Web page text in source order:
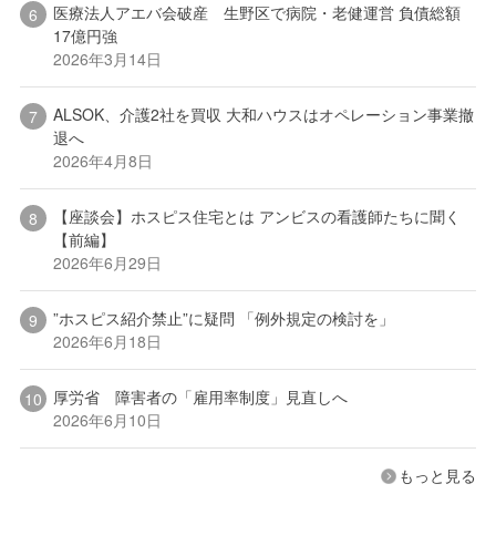
医療法人アエバ会破産 生野区で病院・老健運営 負債総額
17億円強
2026年3月14日
ALSOK、介護2社を買収 大和ハウスはオペレーション事業撤
退へ
2026年4月8日
【座談会】ホスピス住宅とは アンビスの看護師たちに聞く
【前編】
2026年6月29日
”ホスピス紹介禁止”に疑問 「例外規定の検討を」
2026年6月18日
厚労省 障害者の「雇用率制度」見直しへ
2026年6月10日
もっと見る